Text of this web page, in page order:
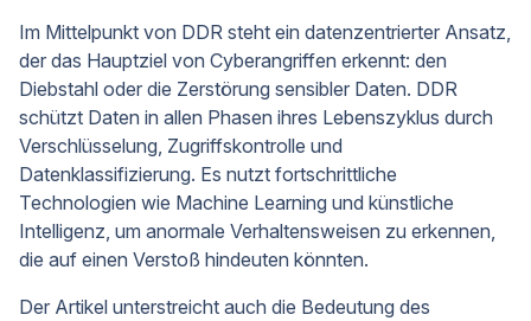
Im Mittelpunkt von DDR steht ein datenzentrierter Ansatz,
der das Hauptziel von Cyberangriffen erkennt: den
Diebstahl oder die Zerstörung sensibler Daten. DDR
schützt Daten in allen Phasen ihres Lebenszyklus durch
Verschlüsselung, Zugriffskontrolle und
Datenklassifizierung. Es nutzt fortschrittliche
Technologien wie Machine Learning und künstliche
Intelligenz, um anormale Verhaltensweisen zu erkennen,
die auf einen Verstoß hindeuten könnten.
Der Artikel unterstreicht auch die Bedeutung des